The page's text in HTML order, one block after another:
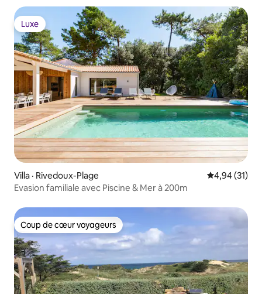
Luxe
Luxe
Villa · Rivedoux-Plage Note
4,94 (31)
Evasion familiale avec Piscine & Mer à 200m
Coup de cœur voyageurs
Coup de cœur voyageurs